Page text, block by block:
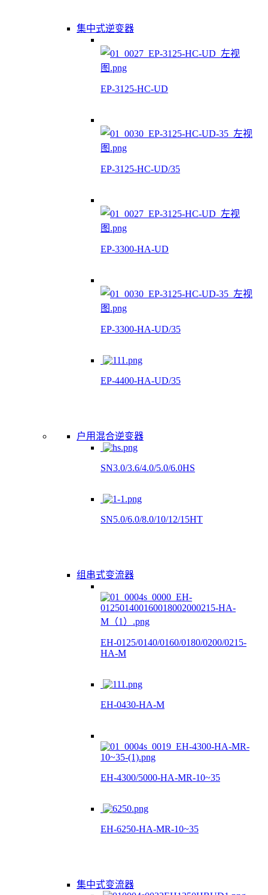
集中式逆变器
EP-3125-HC-UD
EP-3125-HC-UD/35
EP-3300-HA-UD
EP-3300-HA-UD/35
EP-4400-HA-UD/35
户用混合逆变器
SN3.0/3.6/4.0/5.0/6.0HS
SN5.0/6.0/8.0/10/12/15HT
组串式变流器
EH-0125/0140/0160/0180/0200/0215-
HA-M
EH-0430-HA-M
EH-4300/5000-HA-MR-10~35
EH-6250-HA-MR-10~35
集中式变流器